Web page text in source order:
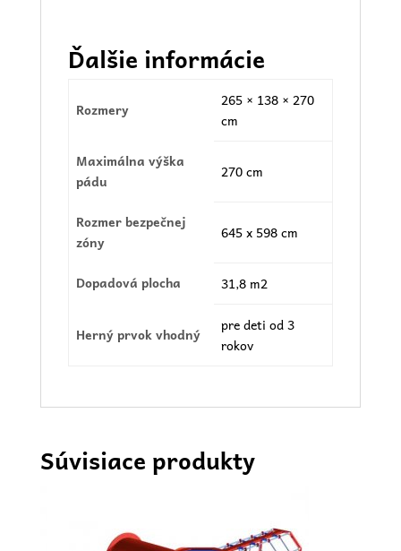
Ďalšie informácie
Rozmery
265 × 138 × 270
cm
Maximálna výška
pádu
270 cm
Rozmer bezpečnej
zóny
645 x 598 cm
Dopadová plocha 31,8 m2
Herný prvok vhodný
pre deti od 3
rokov
Súvisiace produkty